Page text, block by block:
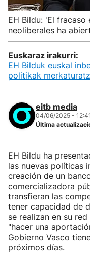
EH Bildu: 'El
neoliberales ha
Euskaraz irakurri:
EH Bilduk euskal
politikak
eitb media
04/06/2025 - 12:41
Última
EH Bildu ha
las nuevas políticas
creación de un
comercializadora
transfieran las
tener capacidad de
se realizan en su
"hacer una
Gobierno Vasco
próximos días.